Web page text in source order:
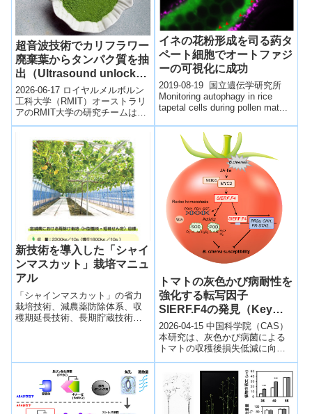
超音波技術でカリフラワー
廃棄葉からタンパク質を抽
出（Ultrasound unlocks
protein from cauliflower
waste）
2026-06-17 ロイヤルメルボルン
工科大学（RMIT）オーストラリ
アのRMIT大学の研究チームは、
通常は廃棄されるカリフラワー
に...
イネの花粉形成を司る葯タ
ペート細胞でオートファジ
ーの可視化に成功
2019-08-19 国立遺伝学研究所
Monitoring autophagy in rice
tapetal cells during pollen mat...
新技術を導入した「シャイ
ンマスカット」栽培マニュ
アル
「シャインマスカット」の省力
栽培技術、減農薬防除体系、収
穫期延長技術、長期貯蔵技術の
算等についてまとめて紹介して
トマトの灰色かび病耐性を
強化する転写因子
SlERF.F4の発見（Key
Transcription Factor
SlERF.F4 Found to
Strengthen Tomato
Resistance to Gray
Mold）
2026-04-15 中国科学院（CAS）
本研究は、灰色かび病菌による
トマトの収穫後損失低減に向
け、転写因子SlERF.F4の役割を
解明したもの。中国科学院武
漢...